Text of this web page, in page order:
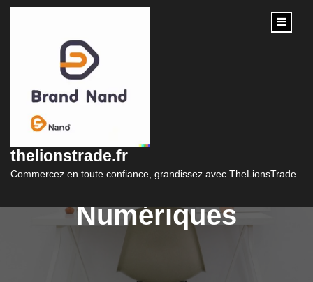
content
thelionstrade.fr
Commercez en toute confiance, grandissez avec TheLionsTrade
Cours de Marketing
Digital : Maîtrisez les
Stratégies
Numériques